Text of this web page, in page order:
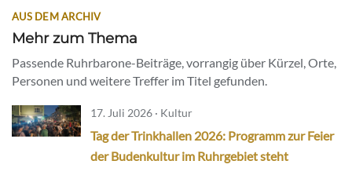
AUS DEM ARCHIV
Mehr zum Thema
Passende Ruhrbarone-Beiträge, vorrangig über Kürzel, Orte,
Personen und weitere Treffer im Titel gefunden.
17. Juli 2026 · Kultur
Tag der Trinkhallen 2026: Programm zur Feier
der Budenkultur im Ruhrgebiet steht